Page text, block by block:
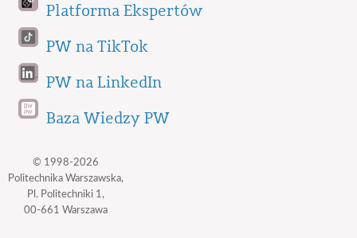
Platforma Ekspertów
PW na TikTok
PW na LinkedIn
Baza Wiedzy PW
© 1998-2026
Politechnika Warszawska,
Pl. Politechniki 1,
00-661 Warszawa